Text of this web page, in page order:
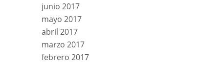
junio 2017
mayo 2017
abril 2017
marzo 2017
febrero 2017